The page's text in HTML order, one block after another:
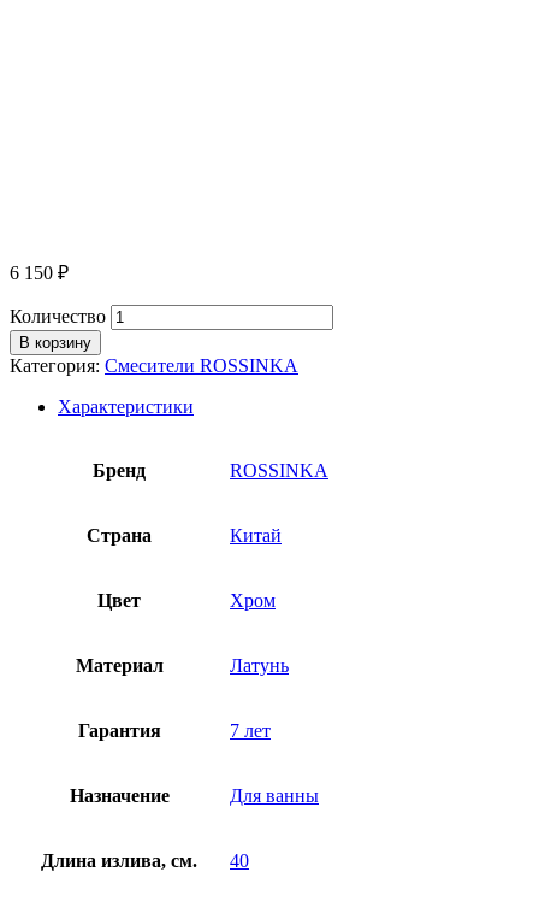
6 150 ₽
Количество
В корзину
Категория: Смесители ROSSINKA
Характеристики
Бренд ROSSINKA
Страна Китай
Цвет Хром
Материал Латунь
Гарантия 7 лет
Назначение Для ванны
Длина излива, см. 40